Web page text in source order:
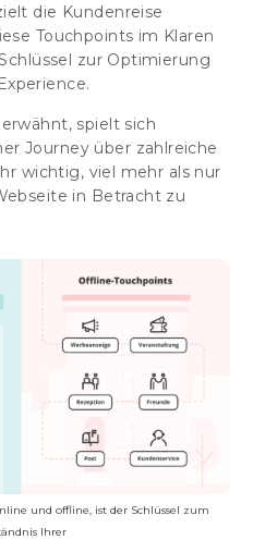
die Kundenreise
Touchpoints im Klaren
zur Optimierung
spielt sich
Journey über zahlreiche
wichtig, viel mehr als nur
in Betracht zu
und offline, ist der Schlüssel zum
Ihrer